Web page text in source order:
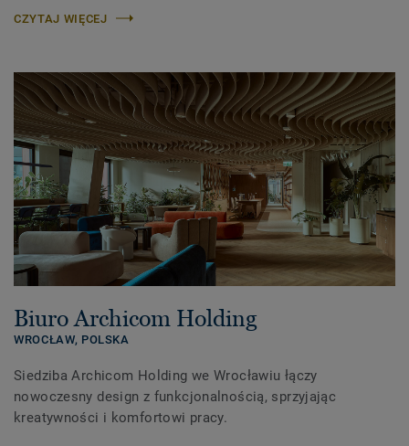
CZYTAJ WIĘCEJ
Biuro Archicom Holding
WROCŁAW, POLSKA
Siedziba Archicom Holding we Wrocławiu łączy
nowoczesny design z funkcjonalnością, sprzyjając
kreatywności i komfortowi pracy.